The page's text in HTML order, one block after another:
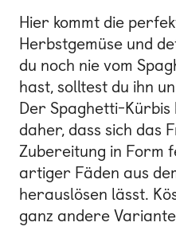
Hier kommt die
Herbstgemüse und
du noch nie vom
hast, solltest du ihn
Der Spaghetti-Kürbis
daher, dass sich das
Zubereitung in Form
artiger Fäden aus
herauslösen lässt.
ganz andere